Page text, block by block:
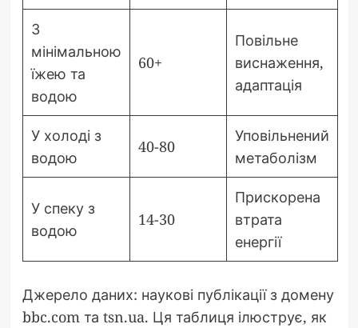
З
мінімальною
їжею та
водою
60+
Повільне
виснаження,
адаптація
У холоді з
водою
40-80
Уповільнений
метаболізм
У спеку з
водою
14-30
Прискорена
втрата
енергії
Джерело даних: наукові публікації з домену
bbc.com та tsn.ua. Ця таблиця ілюструє, як